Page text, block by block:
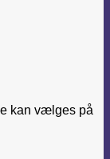
kan vælges på